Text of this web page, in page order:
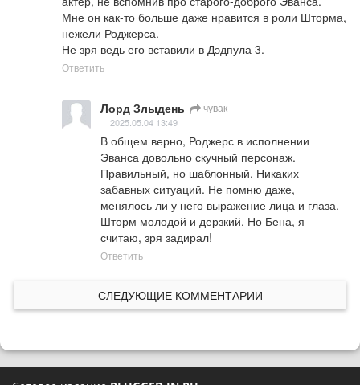
Мне он как-то больше даже нравится в роли Шторма,
нежели Роджерса.
Не зря ведь его вставили в Дэдпула 3.
Ответить
Лорд Злыдень чувак
2025.05.04 13:49
В общем верно, Роджерс в исполнении
Эванса довольно скучный персонаж.
Правильный, но шаблонный. Никаких
забавных ситуаций. Не помню даже,
менялось ли у него выражение лица и глаза.
Шторм молодой и дерзкий. Но Бена, я
считаю, зря задирал!
Ответить
СЛЕДУЮЩИЕ КОММЕНТАРИИ